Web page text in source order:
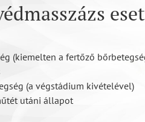
(kiemelten a fertőző
(a végstádium kivételével)
utáni állapot